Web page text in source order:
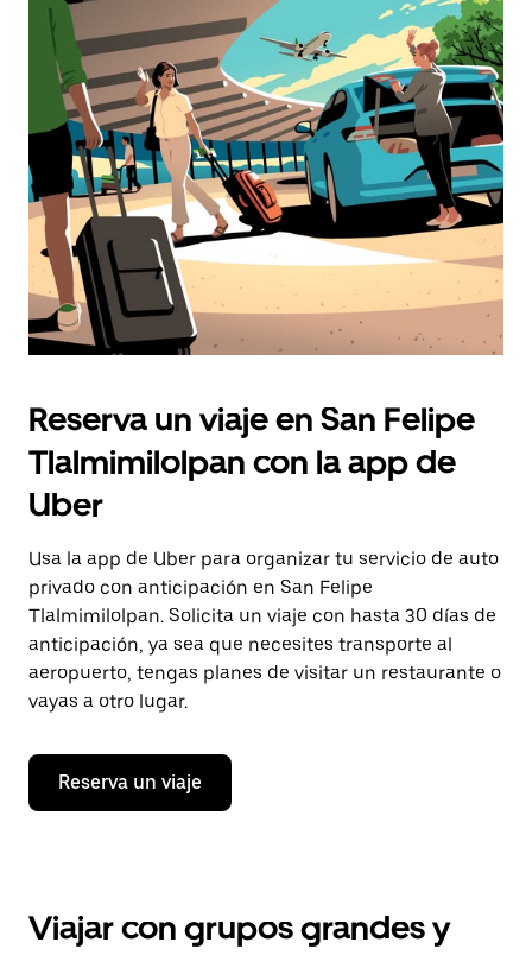
Reserva un viaje en San Felipe
Tlalmimilolpan con la app de
Uber
Usa la app de Uber para organizar tu servicio de auto
privado con anticipación en San Felipe
Tlalmimilolpan. Solicita un viaje con hasta 30 días de
anticipación, ya sea que necesites transporte al
aeropuerto, tengas planes de visitar un restaurante o
vayas a otro lugar.
Reserva un viaje
Viajar con grupos grandes y